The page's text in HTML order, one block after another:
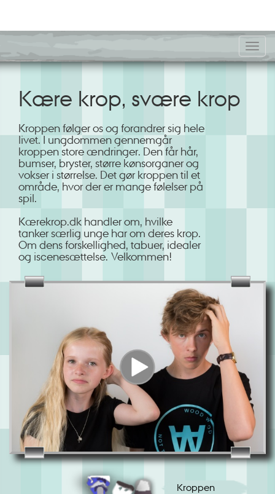
Kære krop, svære krop
Kroppen følger os og forandrer sig hele
livet. I ungdommen gennemgår
kroppen store ændringer. Den får hår,
bumser, bryster, større kønsorganer og
vokser i størrelse. Det gør kroppen til et
område, hvor der er mange følelser på
spil.
Kærekrop.dk handler om, hvilke
tanker særlig unge har om deres krop.
Om dens forskellighed, tabuer, idealer
og iscenesættelse. Velkommen!
Kroppen